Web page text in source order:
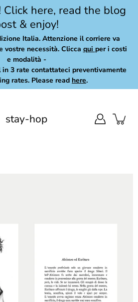
Click here, read the blog
& enjoy!
Italia. Attenzione il corriere va
vostre necessità. Clicca qui per i costi
e modalità -
in 3 rate contattateci preventivamente
rates. Please read here.
stay-hop